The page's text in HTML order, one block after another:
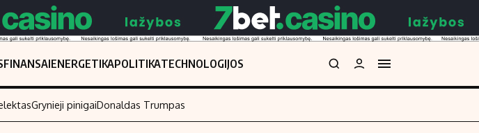
FINANSAIENERGETIKAPOLITIKATECHNOLOGIJOS
Grynieji pinigaiDonaldas Trumpas